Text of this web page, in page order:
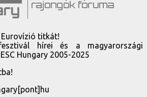
titkát!
hírei és a magyarországi
Hungary 2005-2025